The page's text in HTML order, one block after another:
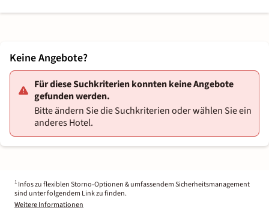
Keine Angebote?
Für diese Suchkriterien konnten keine Angebote
gefunden werden.
Bitte ändern Sie die Suchkriterien oder wählen Sie ein
anderes Hotel.
1 Infos zu flexiblen Storno-Optionen & umfassendem Sicherheitsmanagement
sind unter folgendem Link zu finden.
Weitere Informationen